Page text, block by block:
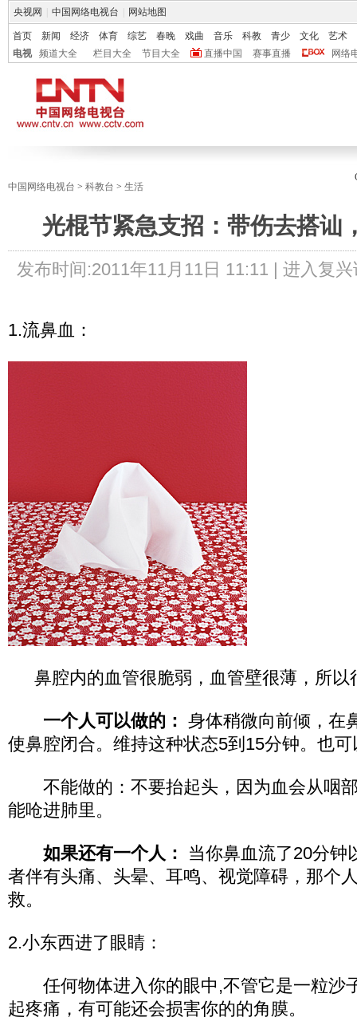
央视网 中国网络电视台 网站地图
首页 新闻 经济 体育 综艺 春晚 戏曲 音乐 科教 青少 文化
艺术
电视
频道大全 栏目大全 节目大全 直播中国 赛事直播 网络
中国网络电视台 > 科教台 > 生活
光棍节紧急支招：带伤去搭讪
发布时间:2011年11月11日 11:11 | 进入复兴
1.流鼻血：
鼻腔内的血管很脆弱，血管壁很薄，所以
一个人可以做的： 身体稍微向前倾，在
使鼻腔闭合。维持这种状态5到15分钟。也
不能做的：不要抬起头，因为血会从咽
能呛进肺里。
如果还有一个人：
当你鼻血流了20分钟
者伴有头痛、头晕、耳鸣、视觉障碍，那个
救。
2.小东西进了眼睛：
任何物体进入你的眼中,不管它是一粒沙
起疼痛，有可能还会损害你的的角膜。